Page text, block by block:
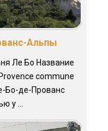
Альпы
Ле Бо Название
commune
Бо-де-Прованс
у ...